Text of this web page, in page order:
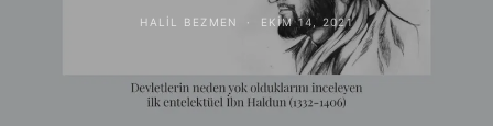
HALIL BEZMEN EKIM 14, 2021